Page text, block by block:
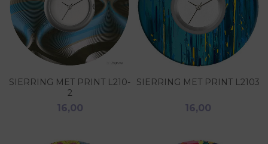
SIERRING MET PRINT L210-
2
16,00
SIERRING MET PRINT L2103
16,00